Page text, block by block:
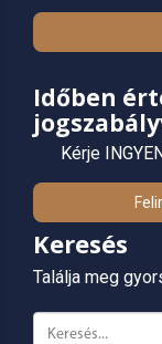
Időben
Kérje
Keresés
Találja meg